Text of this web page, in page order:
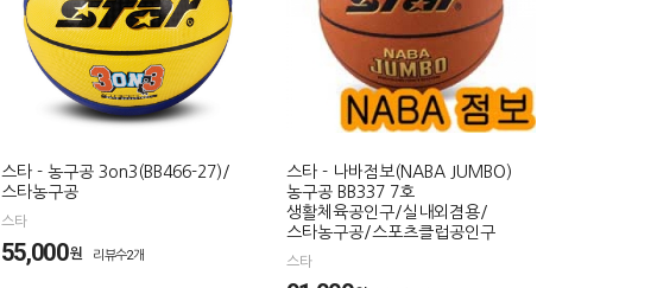
스타 - 농구공 3on3(BB466-27)/
스타농구공
스타
55,000원 리뷰수2개
스타 - 나바점보(NABA JUMBO)
농구공 BB337 7호
생활체육공인구/실내외겸용/
스타농구공/스포츠클럽공인구
스타